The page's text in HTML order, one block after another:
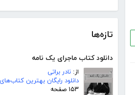
تازه‌ها
دانلود کتاب ماجرای یک نامه
از: نادر براتی
دانلود رایگان بهترین
۱۵۳ صفحه